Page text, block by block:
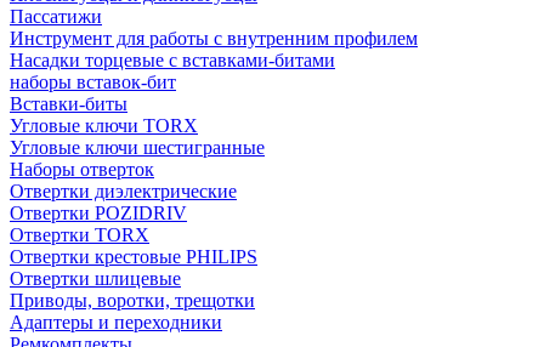
Пассатижи
Инструмент для работы с внутренним профилем
Насадки торцевые с вставками-битами
наборы вставок-бит
Вставки-биты
Угловые ключи TORX
Угловые ключи шестигранные
Наборы отверток
Отвертки диэлектрические
Отвертки POZIDRIV
Отвертки TORX
Отвертки крестовые PHILIPS
Отвертки шлицевые
Приводы, воротки, трещотки
Адаптеры и переходники